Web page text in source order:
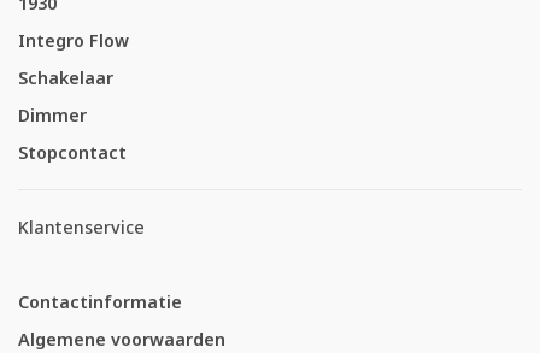
Integro Flow
Schakelaar
Dimmer
Stopcontact
Klantenservice
Contactinformatie
Algemene voorwaarden